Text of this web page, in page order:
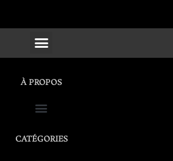
À PROPOS
CATÉGORIES